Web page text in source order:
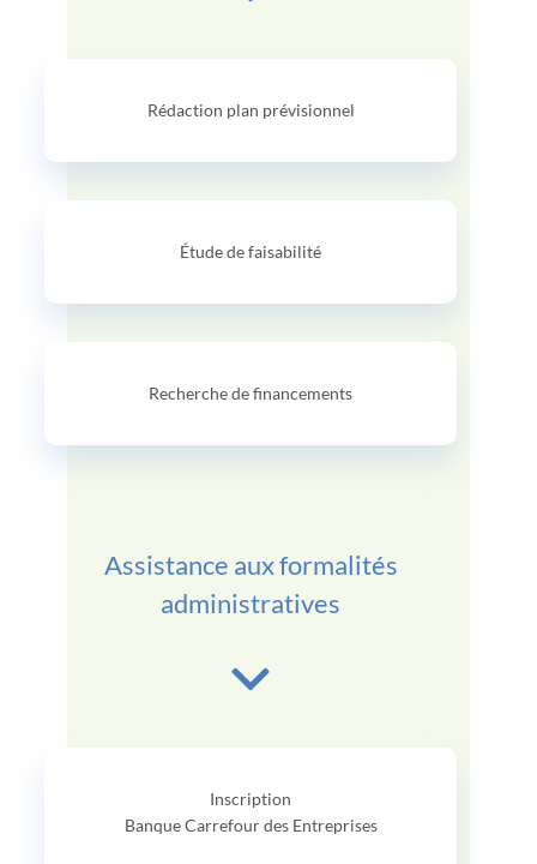
Rédaction plan prévisionnel
Étude de faisabilité
Recherche de financements
Assistance aux formalités
administratives
Inscription
Banque Carrefour des Entreprises